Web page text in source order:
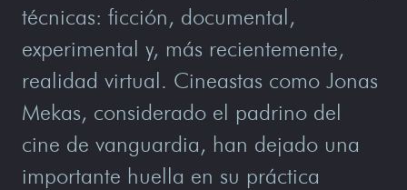
técnicas: ficción, documental,
experimental y, más recientemente,
realidad virtual. Cineastas como Jonas
Mekas, considerado el padrino del
cine de vanguardia, han dejado una
importante huella en su práctica